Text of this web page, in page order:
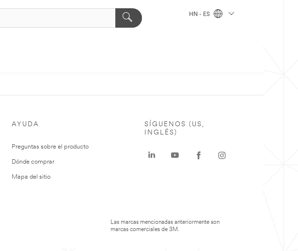
HN - ES
AYUDA
Preguntas sobre el producto
Dónde comprar
Mapa del sitio
SÍGUENOS (US,
INGLÉS)
Las marcas mencionadas anteriormente son
marcas comerciales de 3M.